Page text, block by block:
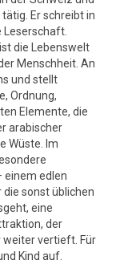
Er schreibt in
Leserschaft.
die Lebenswelt
Menschheit. An
und stellt
Ordnung,
Elemente, die
arabischer
Wüste. Im
einem edlen
die sonst üblichen
eine
der
weiter vertieft. Für
Kind auf.